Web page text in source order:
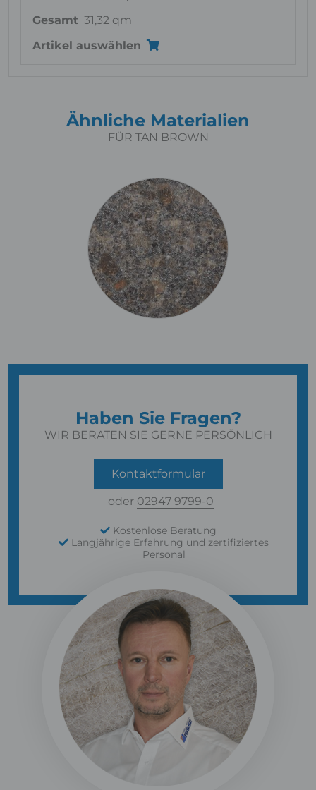
Gesamt 31,32 qm
Artikel auswählen
Ähnliche Materialien
FÜR TAN BROWN
Haben Sie Fragen?
WIR BERATEN SIE GERNE PERSÖNLICH
Kontaktformular
oder 02947 9799-0
Kostenlose Beratung
Langjährige Erfahrung und zertifiziertes
Personal